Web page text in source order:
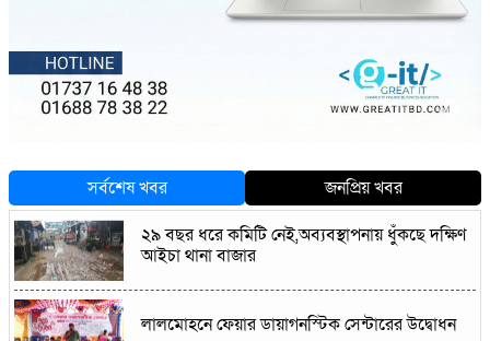
সর্বশেষ খবর
জনপ্রিয় খবর
২৯ বছর ধরে কমিটি নেই,অব্যবস্থাপনায় ধুঁকছে দক্ষিণ
আইচা থানা বাজার
লালমোহনে ফেয়ার ডায়াগনস্টিক সেন্টারের উদ্বোধন